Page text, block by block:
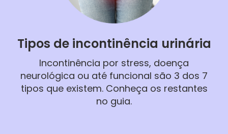
Tipos de incontinência urinária
Incontinência por stress, doença
neurológica ou até funcional são 3 dos 7
tipos que existem. Conheça os restantes
no guia.